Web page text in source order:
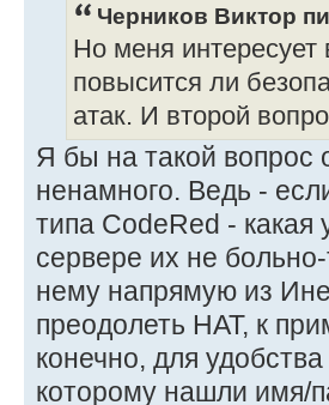
Черников Виктор
Но меня интересует
повысится ли
атак. И второй
Я бы на такой вопрос
ненамного. Ведь -
типа CodeRed - какая
сервере их не
нему напрямую из
преодолеть НАТ, к
конечно, для
которому нашли имя/